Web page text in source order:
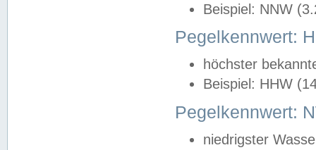
Beispiel: NNW
Pegelkennwert:
höchster
Beispiel: HHW
Pegelkennwert:
niedrigster